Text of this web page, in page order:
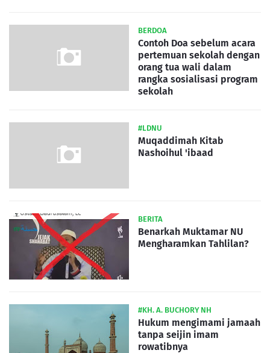
BERDOA
Contoh Doa sebelum acara
pertemuan sekolah dengan
orang tua wali dalam
rangka sosialisasi program
sekolah
#LDNU
Muqaddimah Kitab
Nashoihul 'ibaad
BERITA
Benarkah Muktamar NU
Mengharamkan Tahlilan?
#KH. A. BUCHORY NH
Hukum mengimami jamaah
tanpa seijin imam
rowatibnya